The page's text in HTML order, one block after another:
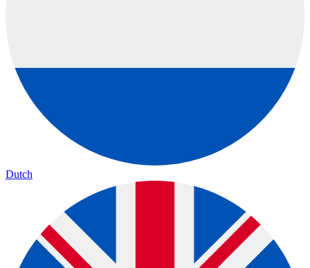
Dutch